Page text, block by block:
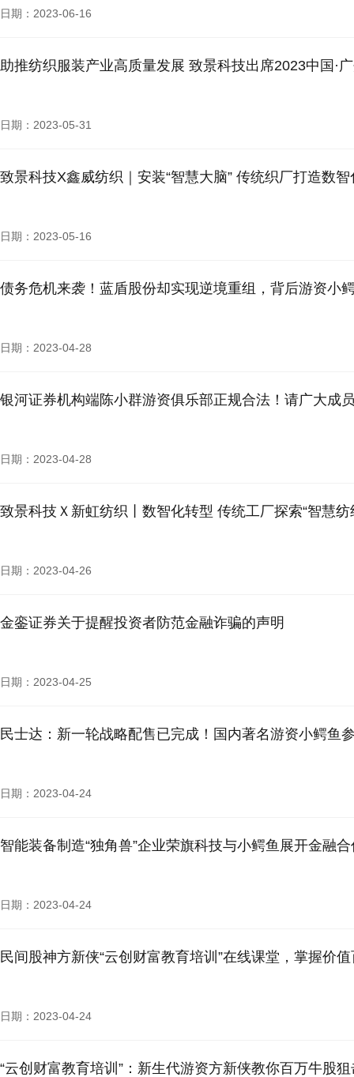
日期：2023-06-16
助推纺织服装产业高质量发展 致景科技出席2023中国·
日期：2023-05-31
致景科技X鑫威纺织｜安装“智慧大脑” 传统织厂打造数
日期：2023-05-16
债务危机来袭！蓝盾股份却实现逆境重组，背后游资小
日期：2023-04-28
银河证券机构端陈小群游资俱乐部正规合法！请广大成
日期：2023-04-28
致景科技Ｘ新虹纺织丨数智化转型 传统工厂探索“智慧纺
日期：2023-04-26
金銮证券关于提醒投资者防范金融诈骗的声明
日期：2023-04-25
民士达：新一轮战略配售已完成！国内著名游资小鳄鱼
日期：2023-04-24
智能装备制造“独角兽”企业荣旗科技与小鳄鱼展开金融合
日期：2023-04-24
民间股神方新侠“云创财富教育培训”在线课堂，掌握价
日期：2023-04-24
“云创财富教育培训”：新生代游资方新侠教你百万牛股